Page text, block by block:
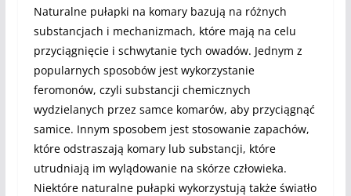
Naturalne pułapki na komary bazują na różnych
substancjach i mechanizmach, które mają na celu
przyciągnięcie i schwytanie tych owadów. Jednym z
popularnych sposobów jest wykorzystanie
feromonów, czyli substancji chemicznych
wydzielanych przez samce komarów, aby przyciągnąć
samice. Innym sposobem jest stosowanie zapachów,
które odstraszają komary lub substancji, które
utrudniają im wylądowanie na skórze człowieka.
Niektóre naturalne pułapki wykorzystują także światło